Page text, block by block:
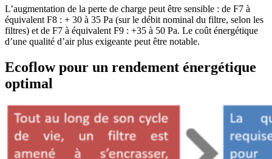
L’augmentation de la perte de charge peut être sensible : de F7 à
équivalent F8 : + 30 à 35 Pa (sur le débit nominal du filtre, selon les
filtres) et de F7 à équivalent F9 : +35 à 50 Pa. Le coût énergétique
d’une qualité d’air plus exigeante peut être notable.
Ecoflow pour un rendement énergétique
optimal